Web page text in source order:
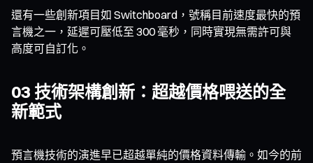
還有一些創新項目如 Switchboard，號稱目前速度最快的預
言機之一，延遲可壓低至 300 毫秒，同時實現無需許可與
高度可自訂化。
03 技術架構創新：超越價格喂送的全
新範式
預言機技術的演進早已超越單純的價格資料傳輸。如今的前